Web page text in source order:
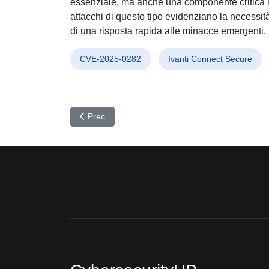
essenziale, ma anche una componente
attacchi di questo tipo evidenziano la
di una risposta rapida alle minacce emergenti.
CVE-2025-0282 Ivanti Connect Secure
Articolo precedente: Hacker Nordcoreani:
Prec